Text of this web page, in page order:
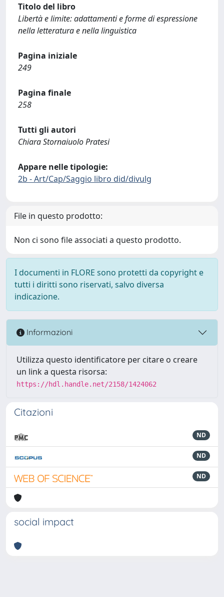
Titolo del libro
Libertà e limite: adattamenti e forme di espressione
nella letteratura e nella linguistica
Pagina iniziale
249
Pagina finale
258
Tutti gli autori
Chiara Stornaiuolo Pratesi
Appare nelle tipologie:
2b - Art/Cap/Saggio libro did/divulg
File in questo prodotto:
Non ci sono file associati a questo prodotto.
I documenti in FLORE sono protetti da copyright e
tutti i diritti sono riservati, salvo diversa
indicazione.
Informazioni
Utilizza questo identificatore per citare o creare
un link a questa risorsa:
https://hdl.handle.net/2158/1424062
Citazioni
ND
ND
ND
social impact